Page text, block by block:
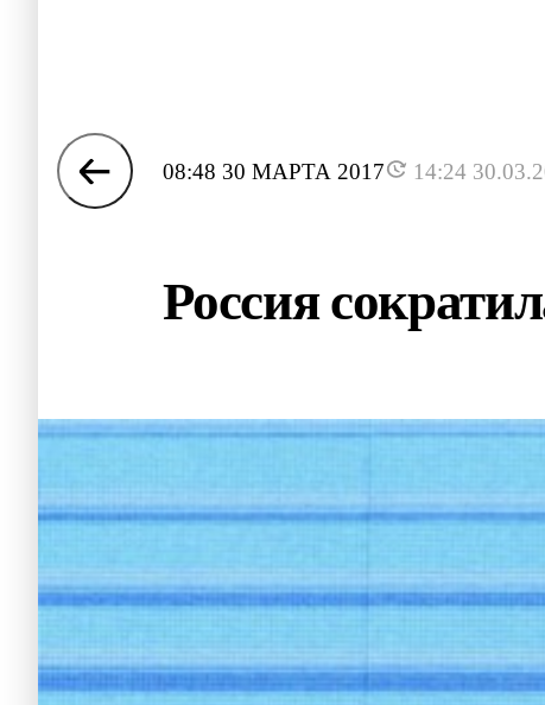
08:48 30 МАРТА 2017 14:24
Россия